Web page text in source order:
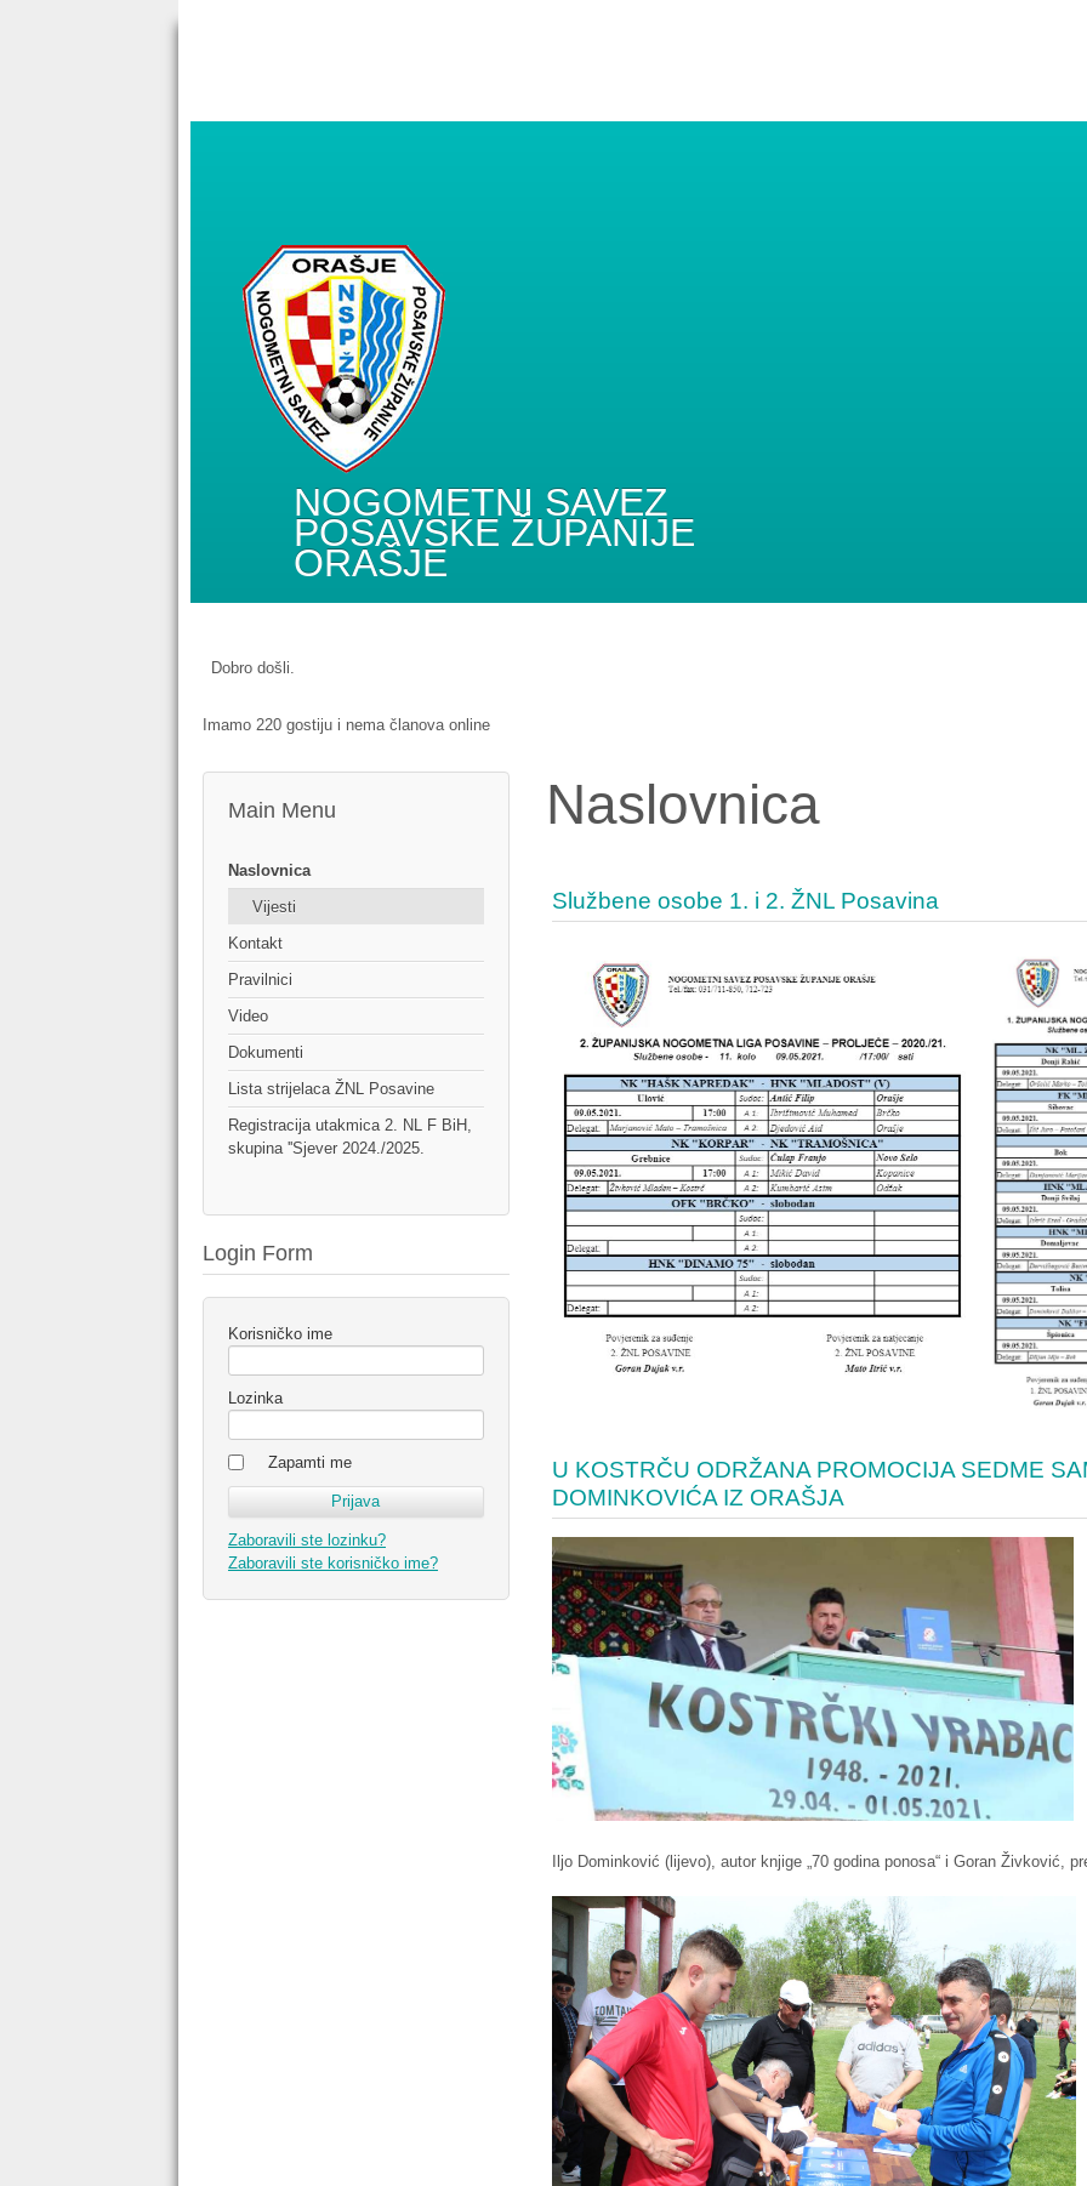
NOGOMETNI SAVEZ
POSAVSKE ŽUPANIJE
ORAŠJE
Dobro došli.
Imamo 220 gostiju i nema članova online
Main Menu
Naslovnica
Vijesti
Kontakt
Pravilnici
Video
Dokumenti
Lista strijelaca ŽNL Posavine
Registracija utakmica 2. NL F BiH,
skupina ''Sjever 2024./2025.
Login Form
Korisničko ime
Lozinka
Zapamti me
Zaboravili ste lozinku?
Zaboravili ste korisničko ime?
Naslovnica
Službene osobe 1. i 2. ŽNL Posavina
U KOSTRČU ODRŽANA PROMOCIJA SEDME
DOMINKOVIĆA IZ ORAŠJA
Iljo Dominković (lijevo), autor knjige „70 godina ponosa“ i Goran Živković,